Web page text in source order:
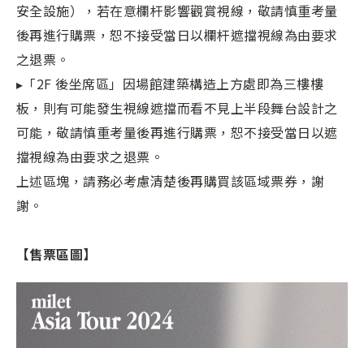
安全設施），若在意欄杆影響觀賞視線，敬請慎重考量
後再進行購票，恕不接受當日以欄杆遮擋視線為由要求
之退票。
▸「2F 後坐席區」因場館建築構造上方處即為三樓樓
板，則有可能發生視線遮擋而看不見上半段舞台設計之
可能，敬請慎重考量後再進行購票，恕不接受當日以遮
擋視線為由要求之退票。
上述區塊，請務必考慮清楚後再購買該區域票券，謝
謝。
【售票區圖】